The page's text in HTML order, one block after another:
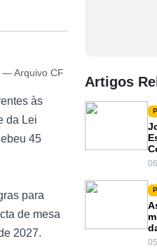
— Arquivo CF
às
da Lei
45
para
de mesa
2027.
Artigos